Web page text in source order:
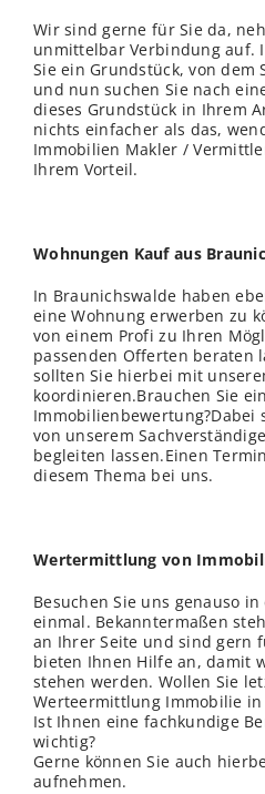
Wir sind gerne für Sie da,
unmittelbar Verbindung auf.
Sie ein Grundstück, von dem
und nun suchen Sie nach
dieses Grundstück in Ihrem
nichts einfacher als das,
Immobilien Makler /
Ihrem Vorteil.
Wohnungen Kauf aus
In Braunichswalde haben
eine Wohnung erwerben zu
von einem Profi zu Ihren
passenden Offerten beraten
sollten Sie hierbei mit
koordinieren.Brauchen Sie
Immobilienbewertung?Dabei
von unserem
begleiten lassen.Einen
diesem Thema bei uns.
Wertermittlung von
Besuchen Sie uns genauso
einmal. Bekanntermaßen
an Ihrer Seite und sind gern
bieten Ihnen Hilfe an, damit
stehen werden. Wollen Sie
Werteermittlung Immobilie
Ist Ihnen eine fachkundige
wichtig?
Gerne können Sie auch
aufnehmen.